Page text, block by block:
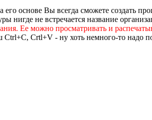
его основе Вы всегда сможете создать
нигде не встречается название
Ее можно просматривать и
Ctrl+C, Crtl+V - ну хоть немного-то надо